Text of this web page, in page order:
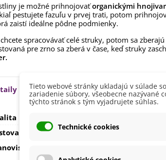
4,08 €
je možné prihnojovaťorganickými
pestujete fazuľu v prvej trati, potom
zaistí ideálne pôdne podmienky.
spracovávať celé struky, potom sa
pre zrno sa zberá v čase, keď struky
produktu
V exteriéri - vonku
Slnečné
Tieto webové stránky ukladajú v súlade
zariadenie súbory, všeobecne nazývané
týchto stránok s tým vyjadrujete súhlas.
Technické cookies